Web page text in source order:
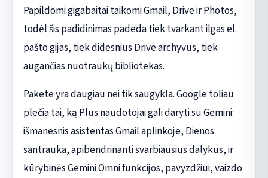
Papildomi gigabaitai taikomi Gmail, Drive ir Photos,
todėl šis padidinimas padeda tiek tvarkant ilgas el.
pašto gijas, tiek didesnius Drive archyvus, tiek
augančias nuotraukų bibliotekas.
Pakete yra daugiau nei tik saugykla. Google toliau
plečia tai, ką Plus naudotojai gali daryti su Gemini:
išmanesnis asistentas Gmail aplinkoje, Dienos
santrauka, apibendrinanti svarbiausius dalykus, ir
kūrybinės Gemini Omni funkcijos, pavyzdžiui, vaizdo